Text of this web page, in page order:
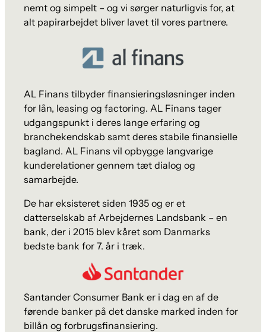
nemt og simpelt – og vi sørger naturligvis for, at
alt papirarbejdet bliver lavet til vores partnere.
AL Finans tilbyder finansieringsløsninger inden
for lån, leasing og factoring. AL Finans tager
udgangspunkt i deres lange erfaring og
branchekendskab samt deres stabile finansielle
bagland. AL Finans vil opbygge langvarige
kunderelationer gennem tæt dialog og
samarbejde.
De har eksisteret siden 1935 og er et
datterselskab af Arbejdernes Landsbank – en
bank, der i 2015 blev kåret som Danmarks
bedste bank for 7. år i træk.
Santander Consumer Bank er i dag en af de
førende banker på det danske marked inden for
billån og forbrugsfinansiering.